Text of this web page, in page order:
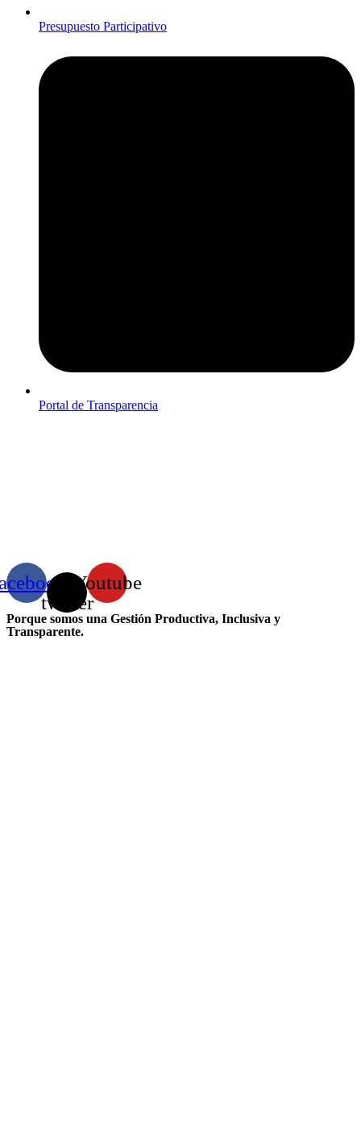
Presupuesto Participativo
Portal de Transparencia
X-
twitter
Youtube
Porque somos una Gestión Productiva, Inclusiva y
Transparente.